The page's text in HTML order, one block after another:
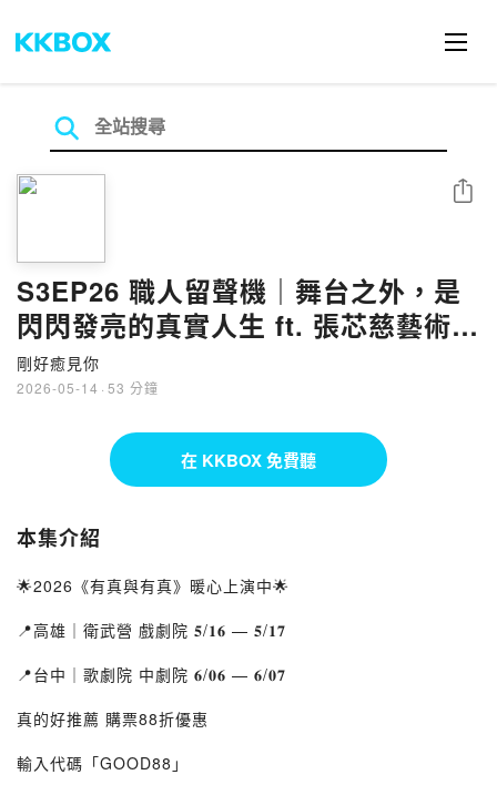
S3EP26 職人留聲機｜舞台之外，是
閃閃發亮的真實人生 ft. 張芯慈藝術總
監
剛好癒見你
2026-05-14 · 53 分鐘
分享
在 KKBOX 免費聽
本集介紹
🌟2026《有真與有真》暖心上演中🌟
📍高雄｜衛武營 戲劇院 𝟓/𝟏𝟔 — 𝟓/𝟏𝟕
📍台中｜歌劇院 中劇院 𝟔/𝟎𝟔 — 𝟔/𝟎𝟕
真的好推薦 購票88折優惠
輸入代碼「GOOD88」